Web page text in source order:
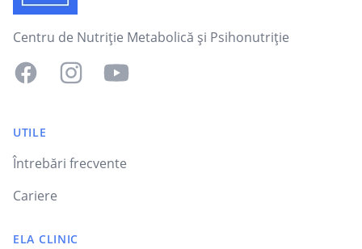
Centru de Nutriție Metabolică și Psihonutriție
FacebookInstagram
UTILE
Întrebări frecvente
Cariere
ELA CLINIC